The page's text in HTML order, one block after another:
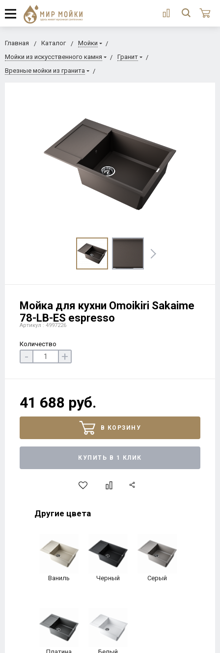
Главная Каталог
Мойки
Мойки из искусственного камня
Гранит
Врезные мойки из гранита
Мойка для кухни Omoikiri Sakaime
78-LB-ES espresso
Артикул : 4997226
Количество
- +
41 688 руб.
В КОРЗИНУ
КУПИТЬ В 1 КЛИК
Другие цвета
Ваниль Черный Серый